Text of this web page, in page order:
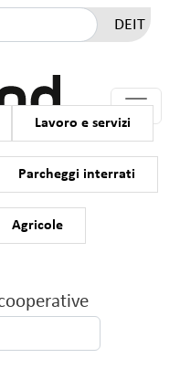
DEIT
Lavoro e servizi
Parcheggi interrati
Agricole